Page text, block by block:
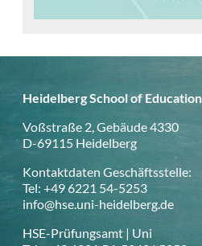
Heidelberg School of Education
Voßstraße 2, Gebäude 4330
D-69115 Heidelberg
Kontaktdaten Geschäftsstelle:
Tel: +49 6221 54-5253
info@hse.uni-heidelberg.de
HSE-Prüfungsamt | Uni